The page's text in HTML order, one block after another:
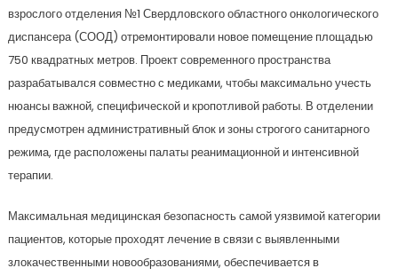
взрослого отделения №1 Свердловского областного онкологического
диспансера (СООД) отремонтировали новое помещение площадью
750 квадратных метров. Проект современного пространства
разрабатывался совместно с медиками, чтобы максимально учесть
нюансы важной, специфической и кропотливой работы. В отделении
предусмотрен административный блок и зоны строгого санитарного
режима, где расположены палаты реанимационной и интенсивной
терапии.
Максимальная медицинская безопасность самой уязвимой категории
пациентов, которые проходят лечение в связи с выявленными
злокачественными новообразованиями, обеспечивается в